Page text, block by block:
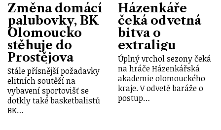
Změna domácí
palubovky, BK
Olomoucko
stěhuje do
Prostějova
Stále přísnější požadavky
elitních soutěží na
vybavení sportovišť se
dotkly také basketbalistů
BK…
Házenkáře
čeká odvetná
bitva o
extraligu
Úplný vrchol sezony čeká
na hráče Házenkářská
akademie olomouckého
kraje. V odvetě baráže o
postup…